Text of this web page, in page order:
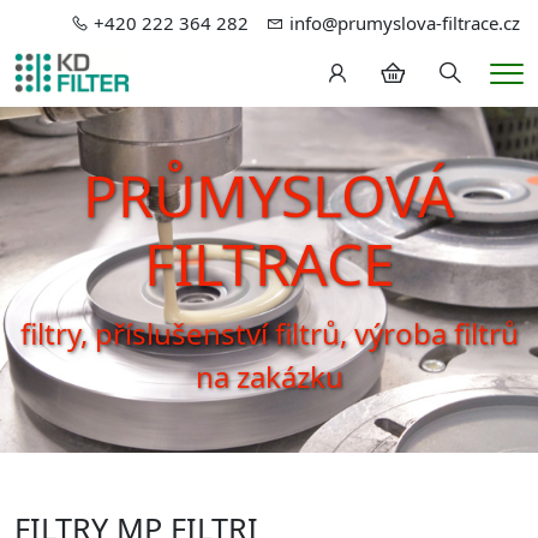
+420 222 364 282 info@prumyslova-filtrace.cz
Hledání
PRŮMYSLOVÁ
FILTRACE
filtry, příslušenství filtrů, výroba filtrů
na zakázku
FILTRY MP FILTRI